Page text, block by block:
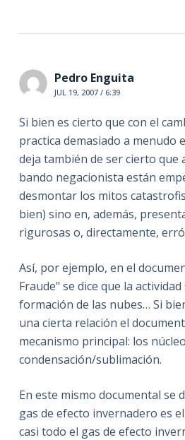
Pedro Enguita
JUL 19, 2007 / 6:39
Si bien es cierto que con el
practica demasiado a menudo
deja también de ser cierto que
bando negacionista están
desmontar los mitos
bien) sino en, además,
rigurosas o, directamente,
Así, por ejemplo, en el
Fraude" se dice que la
formación de las nubes… Si
una cierta relación el
mecanismo principal: los
condensación/sublimación.
En este mismo documental se
gas de efecto invernadero es
casi todo el gas de efecto